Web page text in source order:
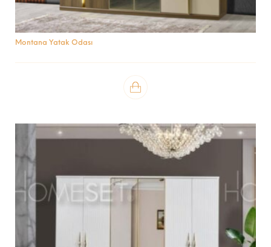
Montana Yatak Odası